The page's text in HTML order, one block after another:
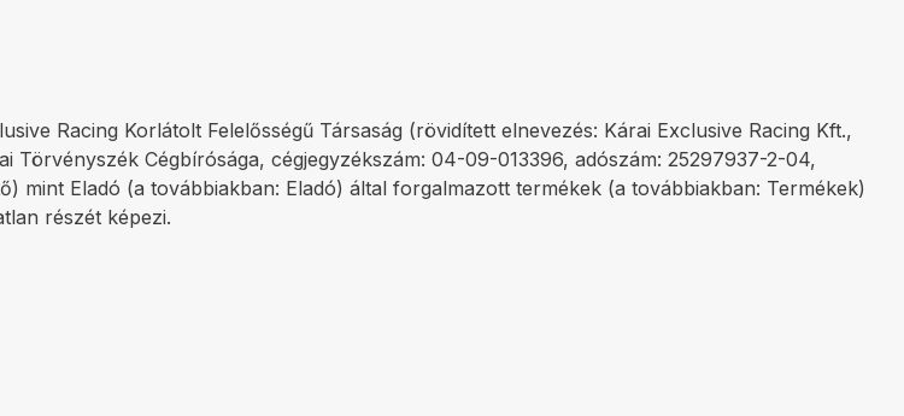
Racing Korlátolt Felelősségű Társaság (rövidített elnevezés: Kárai Exclusive Racing Kft.,
Cégbírósága, cégjegyzékszám: 04-09-013396, adószám: 25297937-2-04,
mint Eladó (a továbbiakban: Eladó) által forgalmazott termékek (a továbbiakban: Termékek)
részét képezi.